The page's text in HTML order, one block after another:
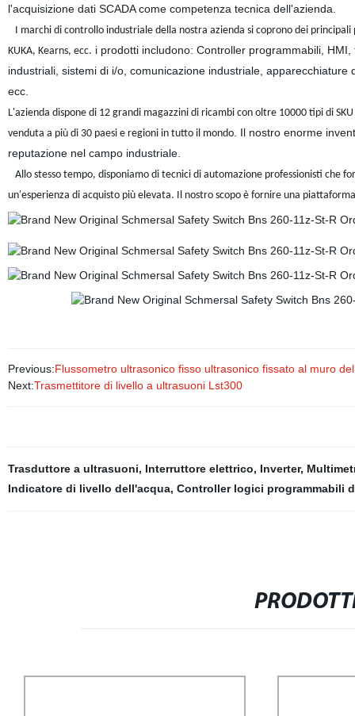
l'acquisizione dati SCADA come competenza tecnica dell'azienda.
I marchi di controllo industriale della nostra azienda si coprono dei
KUKA, Kearns, ecc. i prodotti includono: Controller programmabili,
industriali, sistemi di i/o, comunicazione industriale,
ecc.
L'azienda dispone di 12 grandi magazzini di ricambi con oltre 10000 tipi di
venduta a più di 30 paesi e regioni in tutto il mondo. Il nostro enorme
reputazione nel campo industriale.
Allo stesso tempo, disponiamo di tecnici di automazione professionisti che
un'esperienza di acquisto più elevata. Il nostro scopo è fornire una
Previous:Flussometro ultrasonico fisso ultrasonico fissato al muro
Next:Trasmettitore di livello a ultrasuoni Lst300
Trasduttore a ultrasuoni, Interruttore elettrico, Inverter,
Indicatore di livello dell'acqua, Controller logici programmabili